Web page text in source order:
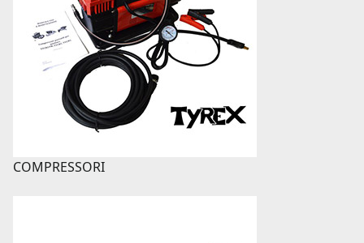
COMPRESSORI